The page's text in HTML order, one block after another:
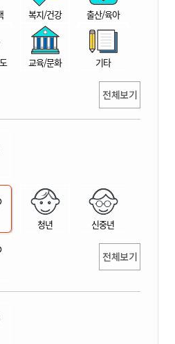
산
복지/건강 출산/육아
교육/문화 기타
전체보기
청년 신중년
전체보기